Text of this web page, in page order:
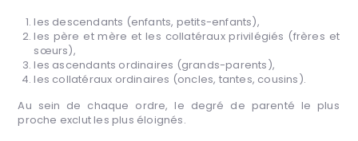
les descendants (enfants, petits-enfants),
les père et mère et les collatéraux privilégiés (frères et
sœurs),
les ascendants ordinaires (grands-parents),
les collatéraux ordinaires (oncles, tantes, cousins).
Au sein de chaque ordre, le degré de parenté le plus
proche exclut les plus éloignés.